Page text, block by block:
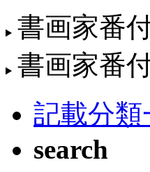
書画家番
書画家番
記載分類
search